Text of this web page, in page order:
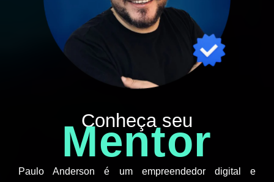
Conheça seu
Mentor
Paulo Anderson é um empreendedor digital e